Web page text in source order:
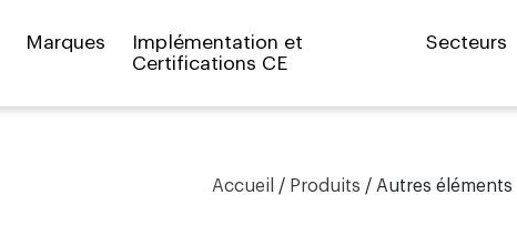
Marques
Implémentation et
Certifications CE
Secteurs
Accueil / Produits / Autres éléments